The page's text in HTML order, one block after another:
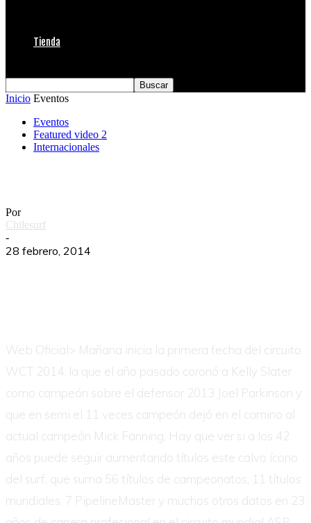
Tienda
Inicio Eventos
Eventos
Featured video 2
Internacionales
Por
Chilesurf
-
28 febrero, 2014
Web Oficial> Mañana inicia la primera fecha del circuito
WCT 2014, la que el año pasado coronó a Kelly Slater
como campeón sobre el defensor 2013 Joel Parkinson y
que en semi el 11 veces campeón dejó en el camino al
actual campeón Mick Fanning. Hay que ver si a los 42
años puede seguir aumentando títulos este calvo ícono
del surf, que suma 56 títulos de campeonatos, 11 títulos
mundiales, 7 PipelineMaster y muchos otros datos en 23